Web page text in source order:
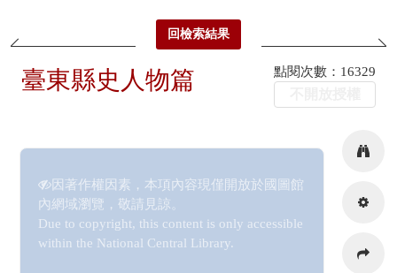
回檢索結果
臺東縣史人物篇 點閱次數：16329
因著作權因素，本項內容現僅開放於國圖館
內網域瀏覽，敬請見諒。
Due to copyright, this content is only accessible
within the National Central Library.